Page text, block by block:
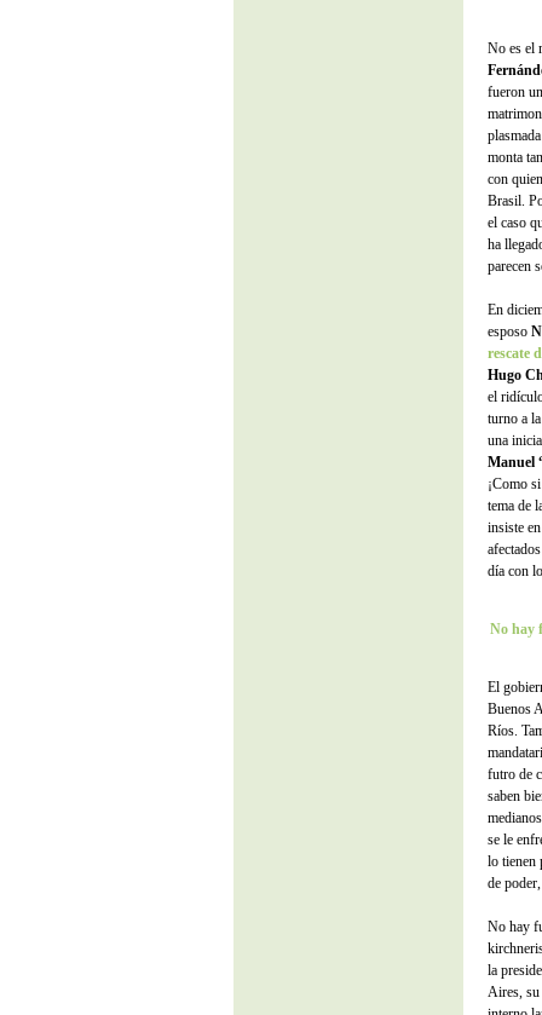
No es el
fueron
monta
con
Brasil.
el caso
ha
parecen
En
esposo
rescate
Hugo
el
turno a
una
Manuel
¡Como
tema de
insiste
día con
No hay
El
Buenos
Ríos.
futro de
saben
se le
lo tienen
de
No hay
la
Aires, su